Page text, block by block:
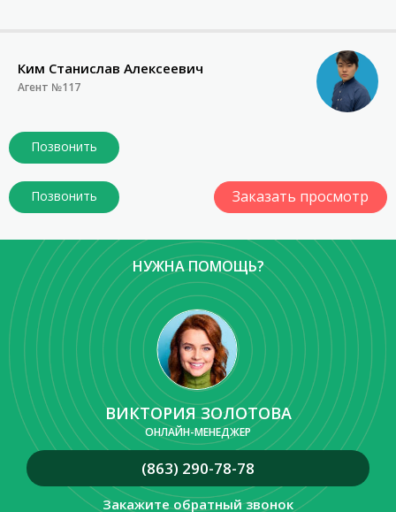
Ким Станислав Алексеевич
Агент №117
Заказать просмотр
НУЖНА ПОМОЩЬ?
ВИКТОРИЯ ЗОЛОТОВА
ОНЛАЙН-МЕНЕДЖЕР
(863) 290-78-78
Закажите обратный звонок